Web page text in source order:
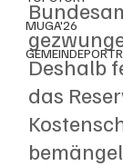
MUGA'26
Deshalb
das